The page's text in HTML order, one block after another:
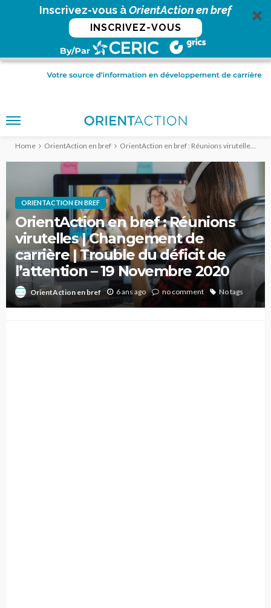
Inscrivez-vous àOrientAction en bref
INSCRIVEZ-VOUS
Home OrientAction en bref OrientAction en bref : Réunions virutelles | Changement de carrière | Trouble du déficit de l’attention – 19 Novembre 2020
ORIENTACTION EN BREF
OrientAction en bref : Réunions
virutelles | Changement de
carrière | Trouble du déficit de
l’attention – 19 Novembre 2020
OrientAction en bref 6 ans ago no comment No tags